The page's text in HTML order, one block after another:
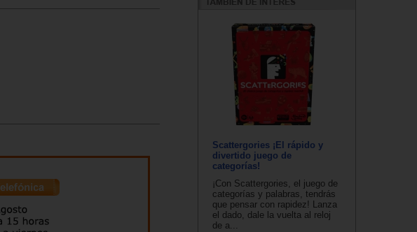
Scattergories ¡El rápido y
divertido juego de
categorías!
¡Con Scattergories, el juego de
categorías y palabras, tendrás
que pensar con rapidez! Lanza
el dado, dale la vuelta al reloj
de a...